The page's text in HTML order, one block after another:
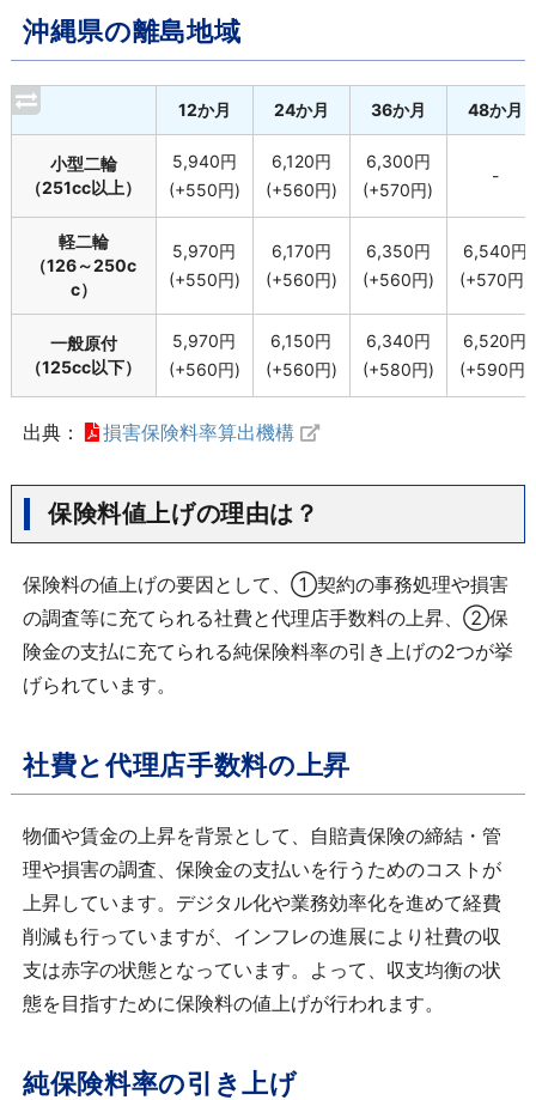
沖縄県の離島地域
12か月 24か月 36か月 48か月
小型二輪
（251cc以上）
5,940円
(+550円)
6,120円
(+560円)
6,300円
(+570円)
-
軽二輪
（126～250c
c）
5,970円
(+550円)
6,170円
(+560円)
6,350円
(+560円)
6,540円
(+570円)
一般原付
（125cc以下）
5,970円
(+560円)
6,150円
(+560円)
6,340円
(+580円)
6,520円
(+590円)
出典： 損害保険料率算出機構
保険料値上げの理由は？
保険料の値上げの要因として、①契約の事務処理や損害
の調査等に充てられる社費と代理店手数料の上昇、②保
険金の支払に充てられる純保険料率の引き上げの2つが挙
げられています。
社費と代理店手数料の上昇
物価や賃金の上昇を背景として、自賠責保険の締結・管
理や損害の調査、保険金の支払いを行うためのコストが
上昇しています。デジタル化や業務効率化を進めて経費
削減も行っていますが、インフレの進展により社費の収
支は赤字の状態となっています。よって、収支均衡の状
態を目指すために保険料の値上げが行われます。
純保険料率の引き上げ